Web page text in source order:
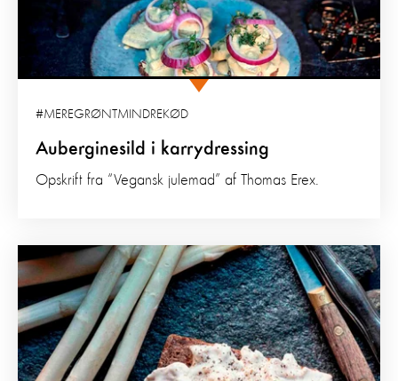
Auberginesild i karrydressing
#MEREGRØNTMINDREKØD
Opskrift fra “Vegansk julemad” af Thomas Erex.